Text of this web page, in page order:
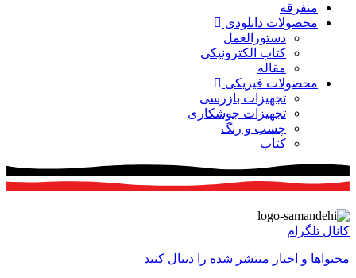
متفرقه
محصولات دانلودی
دستورالعمل
کتاب الکترونیکی
مقاله
محصولات فیزیکی
تجهیزات بازرسی
تجهیزات جوشکاری
چسب و رنگ
کتاب
کانال تلگرام
محتواها و اخبار منتشر شده را دنبال کنید